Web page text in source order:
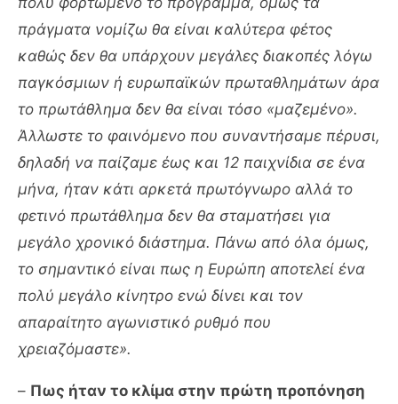
πράγματα νομίζω θα είναι καλύτερα φέτος
καθώς δεν θα υπάρχουν μεγάλες διακοπές λόγω
παγκόσμιων ή ευρωπαϊκών πρωταθλημάτων άρα
το πρωτάθλημα δεν θα είναι τόσο «μαζεμένο».
Άλλωστε το φαινόμενο που συναντήσαμε πέρυσι,
δηλαδή να παίζαμε έως και 12 παιχνίδια σε ένα
μήνα, ήταν κάτι αρκετά πρωτόγνωρο αλλά το
φετινό πρωτάθλημα δεν θα σταματήσει για
μεγάλο χρονικό διάστημα. Πάνω από όλα όμως,
το σημαντικό είναι πως η Ευρώπη αποτελεί ένα
πολύ μεγάλο κίνητρο ενώ δίνει και τον
απαραίτητο αγωνιστικό ρυθμό που
χρειαζόμαστε».
– Πως ήταν το κλίμα στην πρώτη προπόνηση